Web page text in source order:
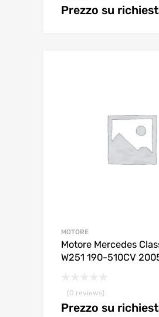
Prezzo su
MOTORE
Motore Mercedes
W251 190-510CV
(0 reviews)
Prezzo su